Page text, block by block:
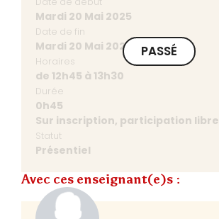
PASSÉ
Mardi 20 Mai 2025
Date de fin
Mardi 20 Mai 2025
Horaires
de 12h45 à 13h30
Durée
0h45
Sur inscription, participation libre
Statut
Présentiel
Avec ces enseignant(e)s :